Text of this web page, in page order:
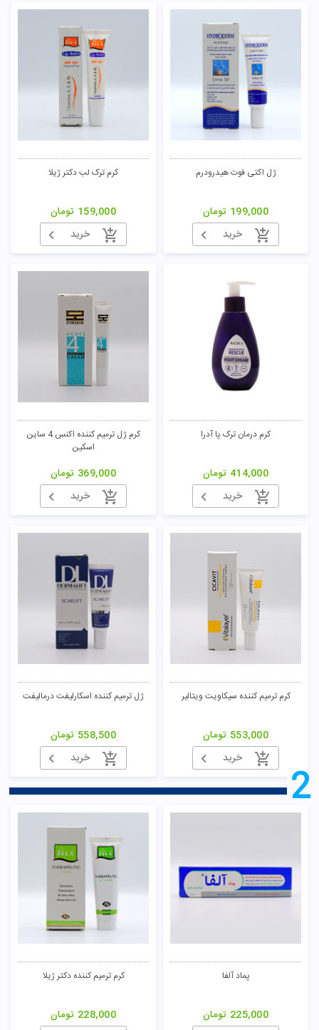
ژل اکتی فوت هیدرودرم
199,000 تومان
خرید
کرم ترک لب دکتر ژیلا
159,000 تومان
خرید
کرم درمان ترک پا آدرا
414,000 تومان
خرید
کرم ژل ترمیم کننده اکنس 4 ساین
اسکین
369,000 تومان
خرید
کرم ترمیم کننده سیکاویت ویتالیر
553,000 تومان
خرید
ژل ترمیم کننده اسکارلیفت درمالیفت
558,500 تومان
خرید
2
پماد آلفا
225,000 تومان
کرم ترمیم کننده دکتر ژیلا
228,000 تومان